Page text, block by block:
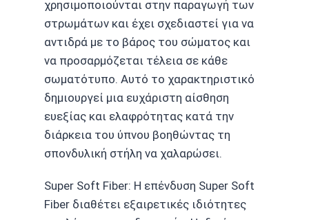
χρησιμοποιούνται στην παραγωγή των
στρωμάτων και έχει σχεδιαστεί για να
αντιδρά με το βάρος του σώματος και
να προσαρμόζεται τέλεια σε κάθε
σωματότυπο. Αυτό το χαρακτηριστικό
δημιουργεί μια ευχάριστη αίσθηση
ευεξίας και ελαφρότητας κατά την
διάρκεια του ύπνου βοηθώντας τη
σπονδυλική στήλη να χαλαρώσει.
Super Soft Fiber: Η επένδυση Super Soft
Fiber διαθέτει εξαιρετικές ιδιότητες